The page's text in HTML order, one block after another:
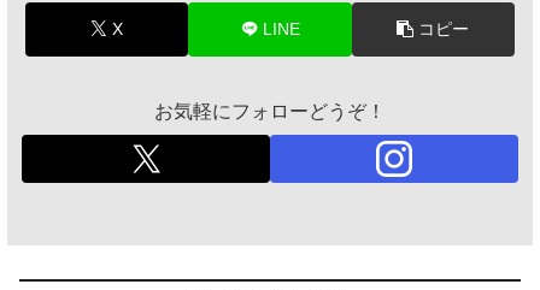
X LINE コピー
お気軽にフォローどうぞ！